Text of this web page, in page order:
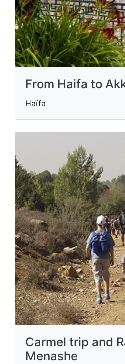
From Haifa to
Haïfa
Carmel trip and
Menashe